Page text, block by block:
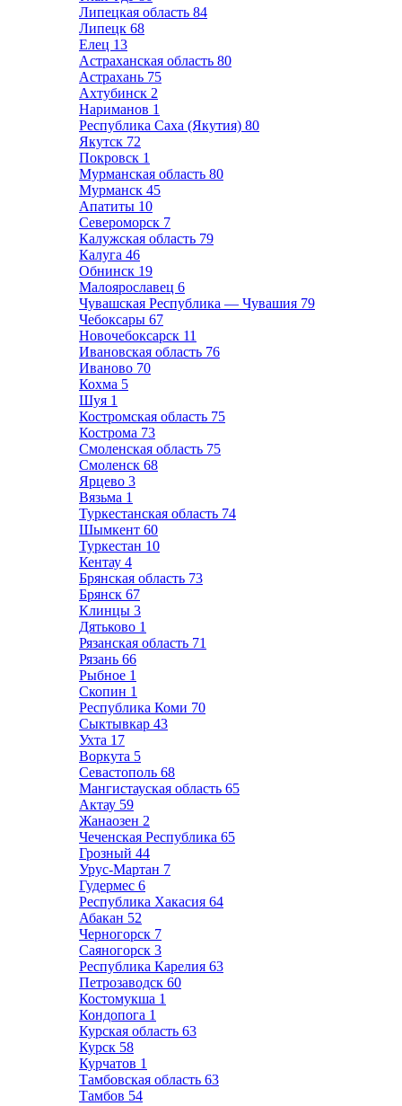
Липецкая область 84
Липецк 68
Елец 13
Астраханская область 80
Астрахань 75
Ахтубинск 2
Нариманов 1
Республика Саха (Якутия) 80
Якутск 72
Покровск 1
Мурманская область 80
Мурманск 45
Апатиты 10
Североморск 7
Калужская область 79
Калуга 46
Обнинск 19
Малоярославец 6
Чувашская Республика — Чувашия 79
Чебоксары 67
Новочебоксарск 11
Ивановская область 76
Иваново 70
Кохма 5
Шуя 1
Костромская область 75
Кострома 73
Смоленская область 75
Смоленск 68
Ярцево 3
Вязьма 1
Туркестанская область 74
Шымкент 60
Туркестан 10
Кентау 4
Брянская область 73
Брянск 67
Клинцы 3
Дятьково 1
Рязанская область 71
Рязань 66
Рыбное 1
Скопин 1
Республика Коми 70
Сыктывкар 43
Ухта 17
Воркута 5
Севастополь 68
Мангистауская область 65
Актау 59
Жанаозен 2
Чеченская Республика 65
Грозный 44
Урус-Мартан 7
Гудермес 6
Республика Хакасия 64
Абакан 52
Черногорск 7
Саяногорск 3
Республика Карелия 63
Петрозаводск 60
Костомукша 1
Кондопога 1
Курская область 63
Курск 58
Курчатов 1
Тамбовская область 63
Тамбов 54